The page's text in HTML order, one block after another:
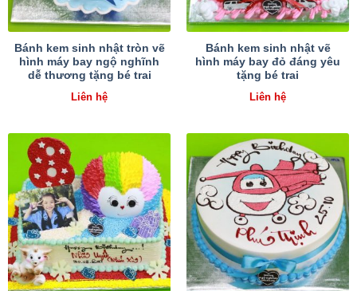
Bánh kem sinh nhật tròn vẽ
hình máy bay ngộ nghĩnh
dễ thương tặng bé trai
Liên hệ
Bánh kem sinh nhật vẽ
hình máy bay đỏ đáng yêu
tặng bé trai
Liên hệ